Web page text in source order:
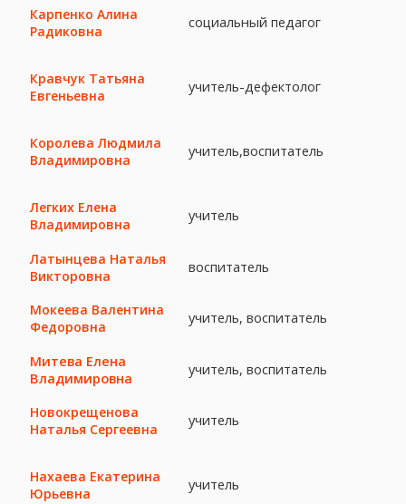
Карпенко Алина
Радиковна
социальный педагог
Кравчук Татьяна
Евгеньевна
учитель-дефектолог
Королева Людмила
Владимировна
учитель,воспитатель
Легких Елена
Владимировна
учитель
Латынцева Наталья
Викторовна
воспитатель
Мокеева Валентина
Федоровна
учитель, воспитатель
Митева Елена
Владимировна
учитель, воспитатель
Новокрещенова
Наталья Сергеевна
учитель
Нахаева Екатерина
Юрьевна
учитель